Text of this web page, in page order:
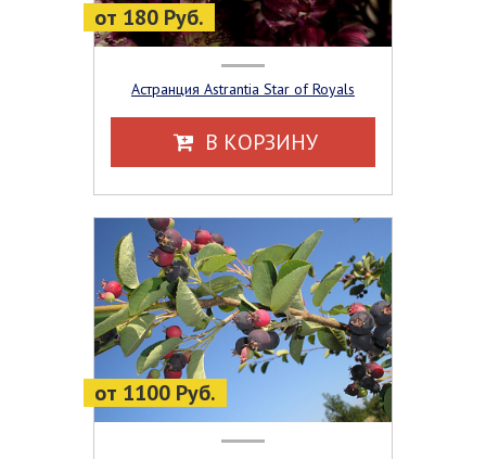
от 180 Руб.
Астранция Astrantia Star of Royals
В КОРЗИНУ
от 1100 Руб.